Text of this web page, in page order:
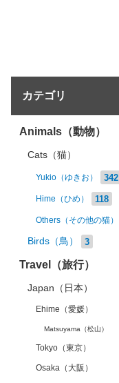
カテゴリ
Animals（動物）
Cats（猫）
Yukio（ゆきお） 342
Hime（ひめ） 118
Others（その他の猫）
Birds（鳥） 3
Travel（旅行）
Japan（日本）
Ehime（愛媛）
Matsuyama（松山）
Tokyo（東京）
Osaka（大阪）